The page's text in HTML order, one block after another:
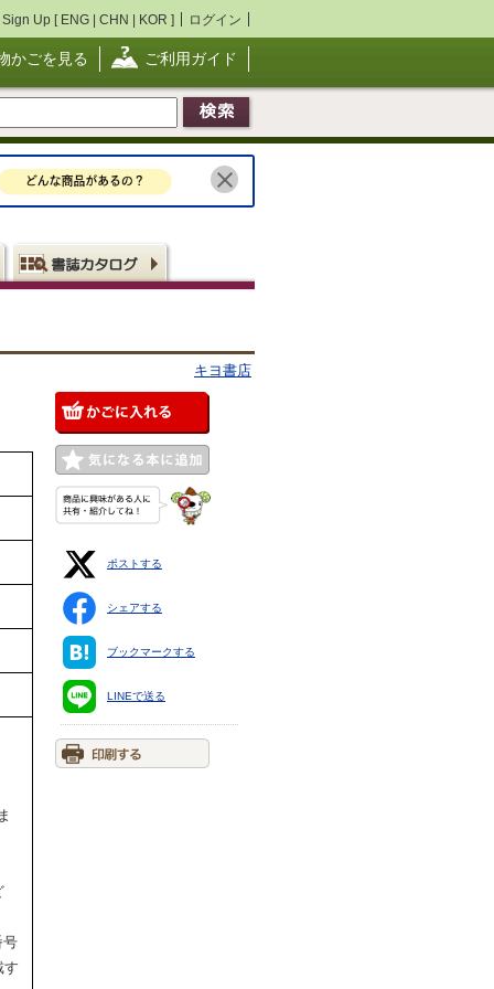
Sign Up [ ENG | CHN | KOR ] ログイン
かごを見る ご利用ガイド
キヨ書店
号
す
ポストする
シェアする
ブックマークする
LINEで送る